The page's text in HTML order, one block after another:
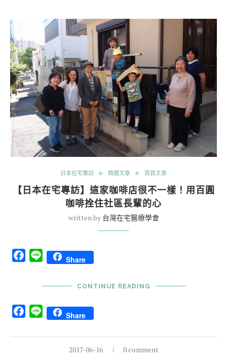
日本在宅專訪 精選文章 首頁文章
【日本在宅專訪】這家咖啡店很不一樣！用百圓
咖啡拴住社區長輩的心
written by 台灣在宅醫療學會
Facebook
Line Share
CONTINUE READING
Facebook
Line Share
2017-06-16 0 comment